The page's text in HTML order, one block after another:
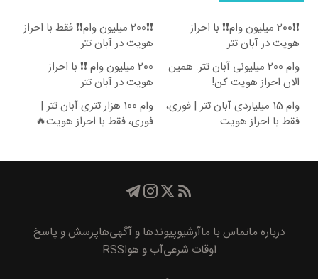
❗❗200 میلیون وام❗❗ با احراز
هویت در آبان تتر
❗❗200 میلیون وام❗❗ فقط با احراز
هویت در آبان تتر
وام 200 میلیونی آبان تتر. همین
الان احراز هویت کن!
200 میلیون وام ❗❗ با احراز
هویت در آبان تتر
وام 15 میلیاردی آبان تتر | فوری،
فقط با احراز هویت
وام 100 هزار تتری آبان تتر |
فوری، فقط با احراز هویت🔥
درباره ماتماس با ماآرشیوپیوند‌ها و آگهی‌هاپرسش و پاسخ
اوقات شرعیآب و هواRSS